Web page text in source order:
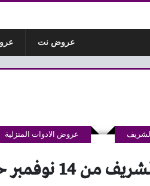
عروض نت
عروض الادوات المنزلية